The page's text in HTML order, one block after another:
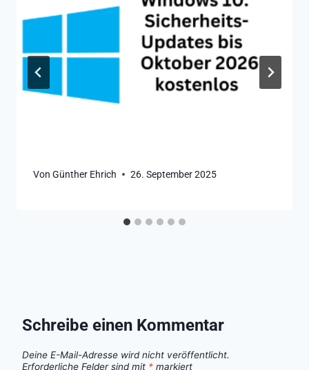
Von Günther Ehrich 26. September 2025
Schreibe einen Kommentar
Deine E-Mail-Adresse wird nicht veröffentlicht.
Erforderliche Felder sind mit * markiert